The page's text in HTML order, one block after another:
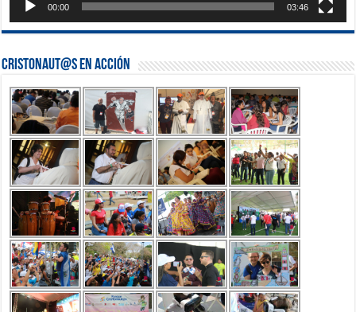
00:00 03:46
Cristonaut@s en Acción